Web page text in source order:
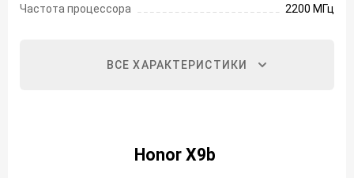
Частота процессора 2200 МГц
ВСЕ ХАРАКТЕРИСТИКИ
Honor X9b